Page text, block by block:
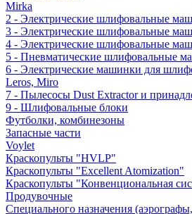
Mirka
2 - Электрические шлифовальные
3 - Электрические шлифовальные
4 - Электрические шлифовальные
5 - Пневматические шлифовальные
6 - Электрические машинки для
Leros, Miro
7 - Пылесосы Dust Extractor и
9 - Шлифовальные блоки
Футболки, комбинезоны
Запасные части
Voylet
Краскопульты "HVLP"
Краскопульты "Excellent Atomization"
Краскопульты "Конвенциональная
Продувочные
Специального назначения